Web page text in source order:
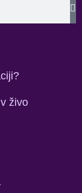
živo